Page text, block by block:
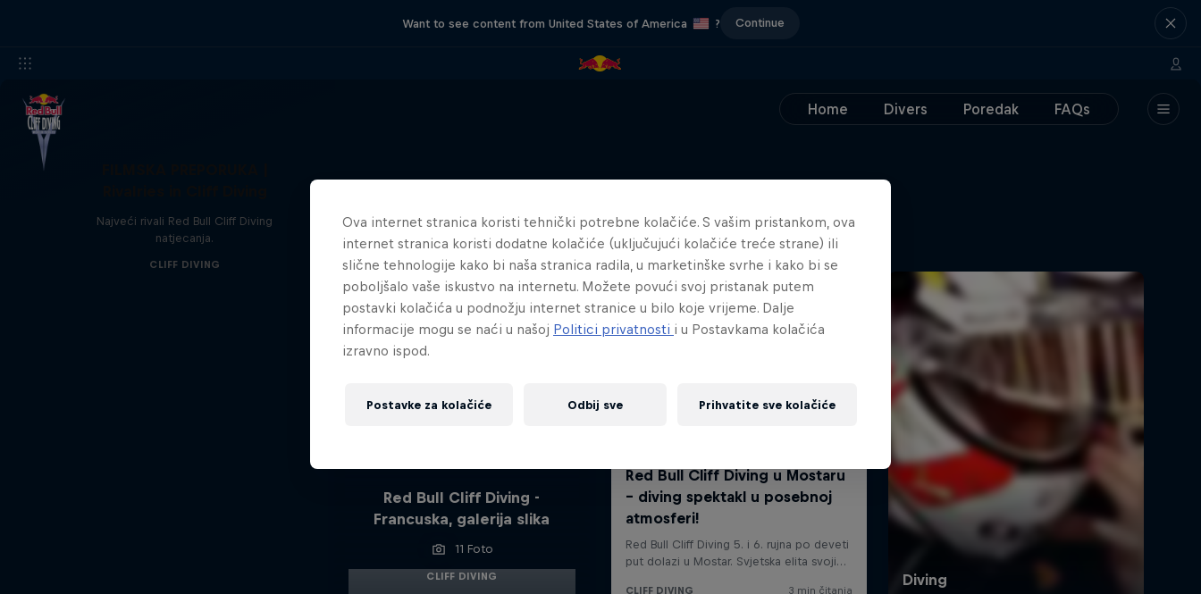
Want to see content from United States of America ? Continue
Home Divers Poredak FAQs
Najveći rivali Red Bull Cliff Diving
natjecanja.
CLIFF DIVING
Red Bull Cliff Diving -
Francuska, galerija slika
11 Foto
CLIFF DIVING
Ova internet stranica koristi tehnički potrebne kolačiće. S vašim pristankom, ova
internet stranica koristi dodatne kolačiće (uključujući kolačiće treće strane) ili
slične tehnologije kako bi naša stranica radila, u marketinške svrhe i kako bi se
poboljšalo vaše iskustvo na internetu. Možete povući svoj pristanak putem
postavki kolačića u podnožju internet stranice u bilo koje vrijeme. Dalje
informacije mogu se naći u našoj Politici privatnosti i u Postavkama kolačića
izravno ispod.
Postavke za kolačiće Odbij sve Prihvatite sve kolačiće